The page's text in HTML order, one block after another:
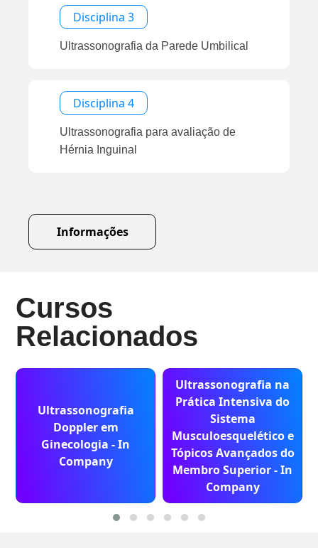
Disciplina 3
Ultrassonografia da Parede Umbilical
Disciplina 4
Ultrassonografia para avaliação de
Hérnia Inguinal
Informações
Cursos
Relacionados
Ultrassonografia
Doppler em
Ginecologia - In
Company
Ultrassonografia na
Prática Intensiva do
Sistema
Musculoesquelético e
Tópicos Avançados do
Membro Superior - In
Company